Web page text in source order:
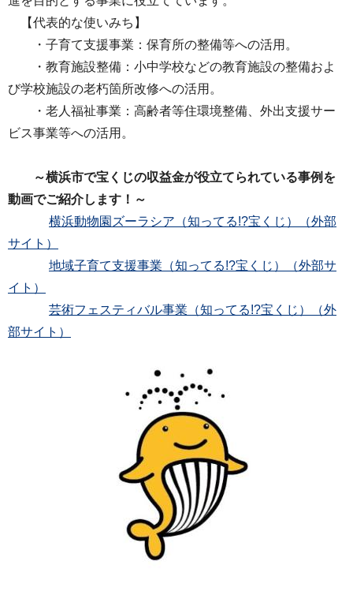
【代表的な使いみち】
・子育て支援事業：保育所の整備等への活用。
・教育施設整備：小中学校などの教育施設の整備およ
び学校施設の老朽箇所改修への活用。
・老人福祉事業：高齢者等住環境整備、外出支援サー
ビス事業等への活用。
～横浜市で宝くじの収益金が役立てられている事例を
動画でご紹介します！～
横浜動物園ズーラシア（知ってる!?宝くじ）（外部
サイト）
地域子育て支援事業（知ってる!?宝くじ）（外部サ
イト）
芸術フェスティバル事業（知ってる!?宝くじ）（外
部サイト）